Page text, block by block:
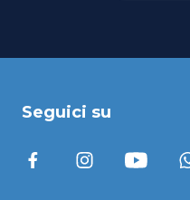
Seguici su